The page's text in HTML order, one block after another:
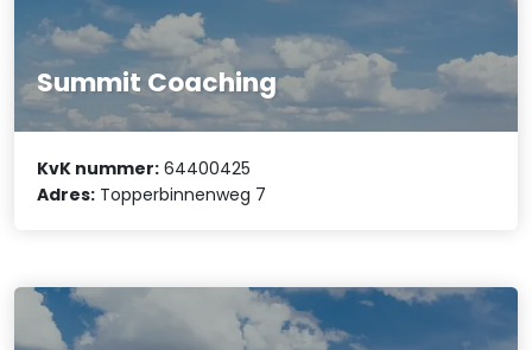
Summit Coaching
KvK nummer: 64400425
Adres: Topperbinnenweg 7